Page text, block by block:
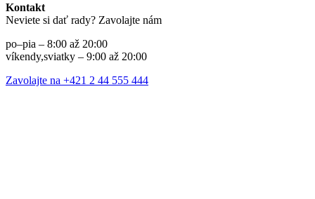
Kontakt
Neviete si dať rady? Zavolajte nám
po–pia – 8:00 až 20:00
víkendy,sviatky – 9:00 až 20:00
Zavolajte na +421 2 44 555 444